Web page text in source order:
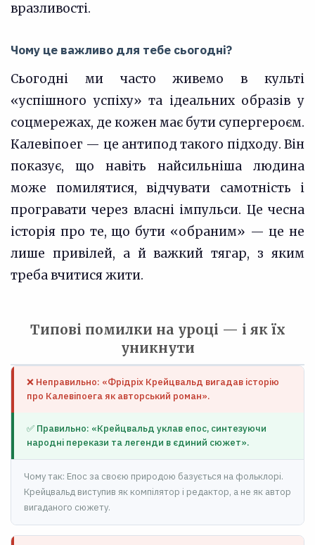
вразливості.
Чому це важливо для тебе сьогодні?
Сьогодні ми часто живемо в культі
«успішного успіху» та ідеальних образів у
соцмережах, де кожен має бути супергероєм.
Калевіпоег — це антипод такого підходу. Він
показує, що навіть найсильніша людина
може помилятися, відчувати самотність і
програвати через власні імпульси. Це чесна
історія про те, що бути «обраним» — це не
лише привілей, а й важкий тягар, з яким
треба вчитися жити.
Типові помилки на уроці — і як їх
уникнути
❌ Неправильно: «Фрідріх Крейцвальд вигадав історію
про Калевіпоега як авторський роман».
✅ Правильно: «Крейцвальд уклав епос, синтезуючи
народні перекази та легенди в єдиний сюжет».
Чому так: Епос за своєю природою базується на фольклорі.
Крейцвальд виступив як компілятор і редактор, а не як автор
вигаданого сюжету.